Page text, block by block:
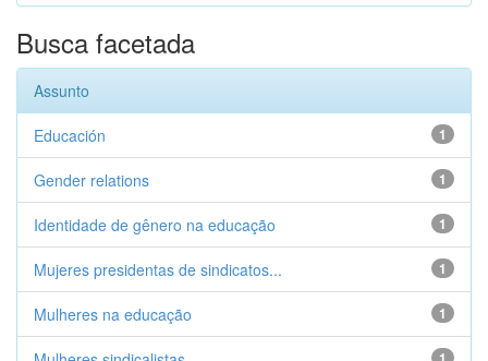
Busca facetada
Assunto
1
Educación
1
Gender relations
1
Identidade de gênero na educação
1
Mujeres presidentas de sindicatos...
1
Mulheres na educação